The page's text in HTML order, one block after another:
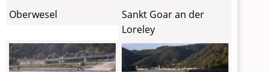
Oberwesel
Sankt Goar an der
Loreley